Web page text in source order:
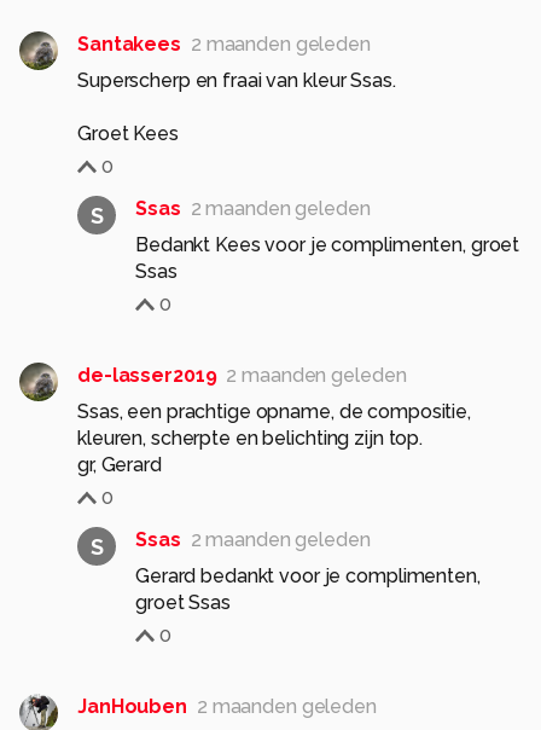
Santakees 2 maanden geleden
Superscherp en fraai van kleur Ssas.
Groet Kees
0
S Ssas 2 maanden geleden
Bedankt Kees voor je complimenten, groet
Ssas
0
de-lasser2019 2 maanden geleden
Ssas, een prachtige opname, de compositie,
kleuren, scherpte en belichting zijn top.
0
S Ssas 2 maanden geleden
Gerard bedankt voor je complimenten,
groet Ssas
0
JanHouben 2 maanden geleden